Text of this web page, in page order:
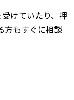
けていたり、押
方もすぐに相談